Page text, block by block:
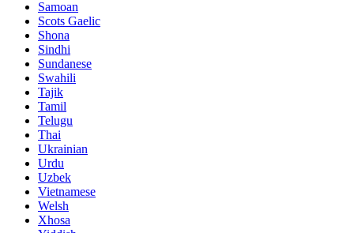
Samoan
Scots Gaelic
Shona
Sindhi
Sundanese
Swahili
Tajik
Tamil
Telugu
Thai
Ukrainian
Urdu
Uzbek
Vietnamese
Welsh
Xhosa